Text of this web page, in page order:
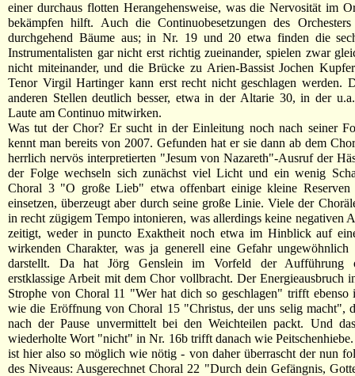
einer durchaus flotten Herangehensweise, was die Nervosität im
bekämpfen hilft. Auch die Continuobesetzungen des
durchgehend Bäume aus; in Nr. 19 und 20 etwa finden die
Instrumentalisten gar nicht erst richtig zueinander, spielen zwar
nicht miteinander, und die Brücke zu Arien-Bassist Jochen
Tenor Virgil Hartinger kann erst recht nicht geschlagen werden.
anderen Stellen deutlich besser, etwa in der Altarie 30, in der
Laute am Continuo mitwirken.
Was tut der Chor? Er sucht in der Einleitung noch nach seiner
kennt man bereits von 2007. Gefunden hat er sie dann ab dem
herrlich nervös interpretierten "Jesum von Nazareth"-Ausruf der
der Folge wechseln sich zunächst viel Licht und ein wenig
Choral 3 "O große Lieb" etwa offenbart einige kleine Reserven
einsetzen, überzeugt aber durch seine große Linie. Viele der
in recht zügigem Tempo intonieren, was allerdings keine negativen
zeitigt, weder in puncto Exaktheit noch etwa im Hinblick auf
wirkenden Charakter, was ja generell eine Gefahr ungewöhnlich
darstellt. Da hat Jörg Genslein im Vorfeld der Aufführung
erstklassige Arbeit mit dem Chor vollbracht. Der Energieausbruch
Strophe von Choral 11 "Wer hat dich so geschlagen" trifft ebenso
wie die Eröffnung von Choral 15 "Christus, der uns selig macht",
nach der Pause unvermittelt bei den Weichteilen packt. Und
wiederholte Wort "nicht" in Nr. 16b trifft danach wie
ist hier also so möglich wie nötig - von daher überrascht der nun
des Niveaus: Ausgerechnet Choral 22 "Durch dein Gefängnis,